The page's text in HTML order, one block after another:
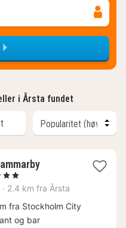
i Årsta fundet
Stjerner
· 2.4 km fra Årsta
fra Stockholm City
og bar